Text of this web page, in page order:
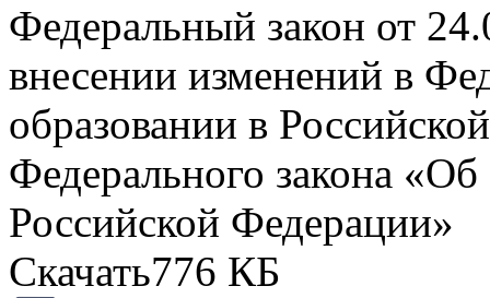
Федеральный закон от
внесении изменений в
образовании в
Федерального закона
Российской Федерации»
Скачать776 КБ